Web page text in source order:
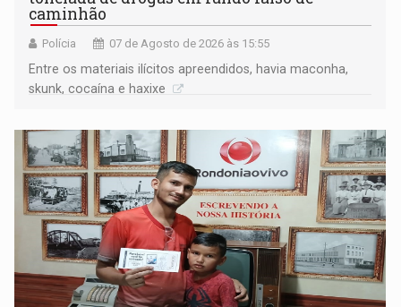
caminhão
Polícia 07 de Agosto de 2026 às 15:55
Entre os materiais ilícitos apreendidos, havia maconha,
skunk, cocaína e haxixe